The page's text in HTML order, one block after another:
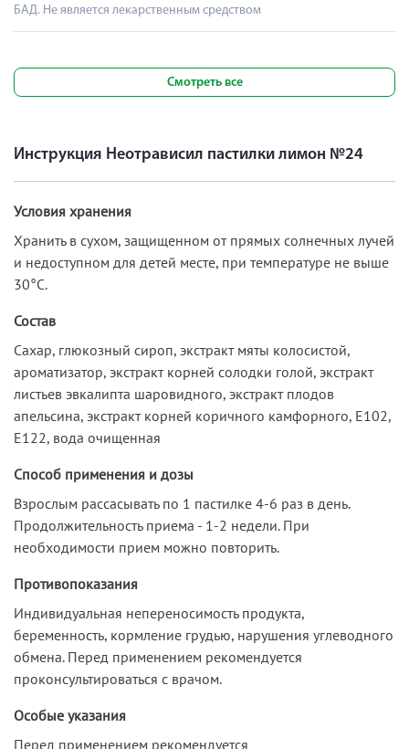
БАД. Не является лекарственным средством
Смотреть все
Инструкция Неотрависил пастилки лимон №24
Условия хранения
Хранить в сухом, защищенном от прямых солнечных лучей
и недоступном для детей месте, при температуре не выше
30°С.
Состав
Сахар, глюкозный сироп, экстракт мяты колосистой,
ароматизатор, экстракт корней солодки голой, экстракт
листьев эвкалипта шаровидного, экстракт плодов
апельсина, экстракт корней коричного камфорного, Е102,
Е122, вода очищенная
Способ применения и дозы
Взрослым рассасывать по 1 пастилке 4-6 раз в день.
Продолжительность приема - 1-2 недели. При
необходимости прием можно повторить.
Противопоказания
Индивидуальная непереносимость продукта,
беременность, кормление грудью, нарушения углеводного
обмена. Перед применением рекомендуется
проконсультироваться с врачом.
Особые указания
Перед применением рекомендуется